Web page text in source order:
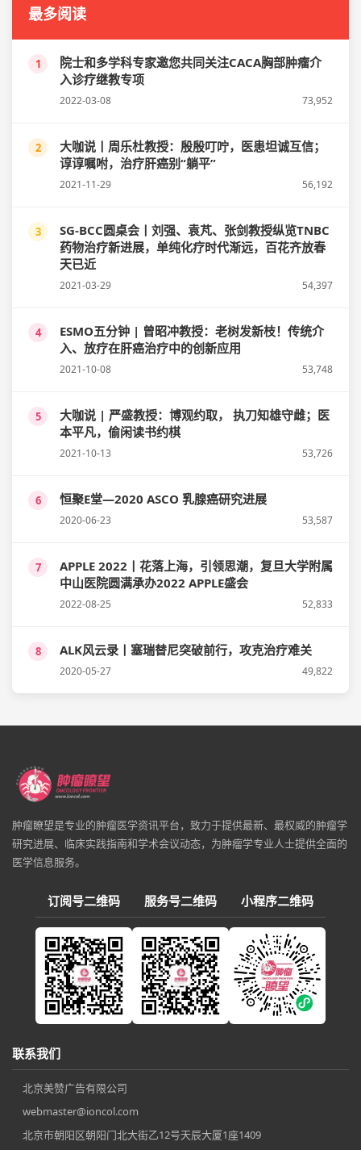
最多阅读
1
院士和多学科专家邀您共同关注CACA胸部肿瘤介
入诊疗继教专项
2022-03-08 73,952
2
大咖说丨周乐杜教授：殷殷叮咛，医患坦诚互信；
谆谆嘱咐，治疗肝癌别“躺平”
2021-11-29 56,192
3
SG-BCC圆桌会丨刘强、袁芃、张剑教授纵览TNBC
药物治疗新进展，单纯化疗时代渐远，百花齐放春
天已近
2021-03-29 54,397
4
ESMO五分钟 | 曾昭冲教授：老树发新枝！传统介
入、放疗在肝癌治疗中的创新应用
2021-10-08 53,748
5
大咖说 | 严盛教授：博观约取， 执刀知雄守雌；医
本平凡，偷闲读书约棋
2021-10-13 53,726
6 恒聚E堂—2020 ASCO 乳腺癌研究进展
2020-06-23 53,587
7
APPLE 2022丨花落上海，引领思潮，复旦大学附属
中山医院圆满承办2022 APPLE盛会
2022-08-25 52,833
8 ALK风云录丨塞瑞替尼突破前行，攻克治疗难关
2020-05-27 49,822
肿瘤瞭望是专业的肿瘤医学资讯平台，致力于提供最新、最权威的肿瘤学
研究进展、临床实践指南和学术会议动态，为肿瘤学专业人士提供全面的
医学信息服务。
订阅号二维码 服务号二维码 小程序二维码
联系我们
北京美赞广告有限公司
webmaster@ioncol.com
北京市朝阳区朝阳门北大街乙12号天辰大厦1座1409